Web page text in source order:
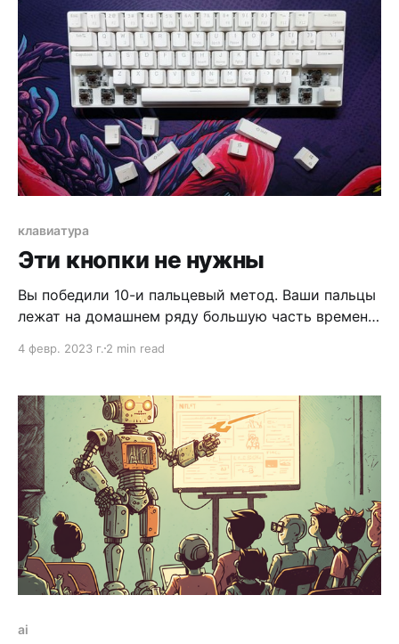
клавиатура
Эти кнопки не нужны
Вы победили 10-и пальцевый метод. Ваши пальцы
лежат на домашнем ряду большую часть времени.
каждый раз, когда вам нужно использовать
клешню.
4 февр. 2023 г. 2 min read
ai